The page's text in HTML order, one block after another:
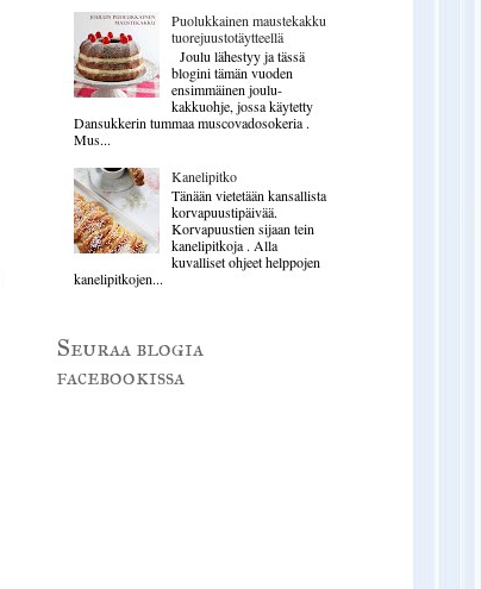
Puolukkainen maustekakku
tuorejuustotäytteellä
Joulu lähestyy ja tässä
blogini tämän vuoden
ensimmäinen joulu-
kakkuohje, jossa käytetty
Dansukkerin tummaa muscovadosokeria .
Mus...
Kanelipitko
Tänään vietetään kansallista
korvapuustipäivää.
Korvapuustien sijaan tein
kanelipitkoja . Alla
kuvalliset ohjeet helppojen
kanelipitkojen...
Seuraa blogia
facebookissa